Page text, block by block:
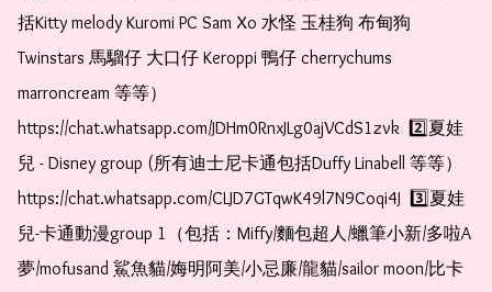
括Kitty melody Kuromi PC Sam Xo 水怪 玉桂狗 布甸狗
Twinstars 馬騮仔 大口仔 Keroppi 鴨仔 cherrychums
marroncream 等等）
https://chat.whatsapp.com/JDHm0RnxJLg0ajVCdS1zvk  2️⃣夏娃
兒 - Disney group (所有迪士尼卡通包括Duffy Linabell 等等）
https://chat.whatsapp.com/CLJD7GTqwK49l7N9Coqi4J  3️⃣夏娃
兒-卡通動漫group 1（包括：Miffy/麵包超人/蠟筆小新/多啦A
夢/mofusand 鯊魚貓/娒明阿美/小忌廉/龍貓/sailor moon/比卡